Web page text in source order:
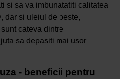
si sa va imbunatatiti calitatea
dar si uleiul de peste,
cateva dintre
sa depasiti mai usor
- beneficii pentru